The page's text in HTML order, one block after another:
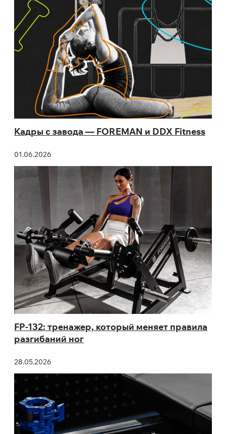
Кадры с завода — FOREMAN и DDX Fitness
01.06.2026
FP-132: тренажер, который меняет правила
разгибаний ног
28.05.2026